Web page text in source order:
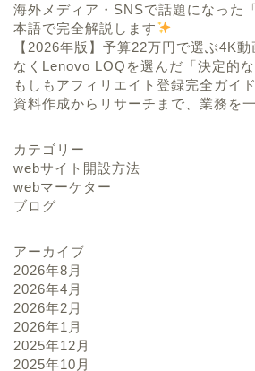
海外メディア・SNSで話題になった
本語で完全解説します
【2026年版】予算22万円で選ぶ4K
なくLenovo LOQを選んだ「決定的な
もしもアフィリエイト登録完全ガイ
資料作成からリサーチまで、業務を
カテゴリー
webサイト開設方法
webマーケター
ブログ
アーカイブ
2026年8月
2026年4月
2026年2月
2026年1月
2025年12月
2025年10月